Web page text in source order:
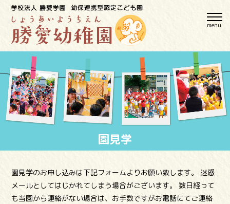
園見学
園見学のお申し込みは下記フォームよりお願い致します。
迷惑
メールとしてはじかれてしまう場合がございます。
数日経って
も当園から連絡がない場合は、お手数ですがお電話にてご連絡
menu